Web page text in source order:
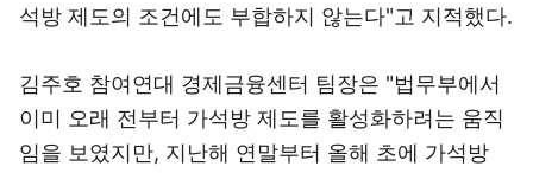
석방 제도의 조건에도 부합하지 않는다"고 지적했다.
김주호 참여연대 경제금융센터 팀장은 "법무부에서
이미 오래 전부터 가석방 제도를 활성화하려는 움직
임을 보였지만, 지난해 연말부터 올해 초에 가석방